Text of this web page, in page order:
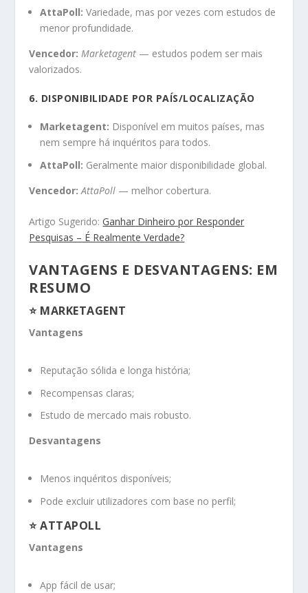
AttaPoll: Variedade, mas por vezes com estudos de
menor profundidade.
Vencedor: Marketagent — estudos podem ser mais
valorizados.
6. DISPONIBILIDADE POR PAÍS/LOCALIZAÇÃO
Marketagent: Disponível em muitos países, mas
nem sempre há inquéritos para todos.
AttaPoll: Geralmente maior disponibilidade global.
Vencedor: AttaPoll — melhor cobertura.
Artigo Sugerido:Ganhar Dinheiro por Responder
Pesquisas – É Realmente Verdade?
VANTAGENS E DESVANTAGENS: EM
RESUMO
⭐ MARKETAGENT
Vantagens
Reputação sólida e longa história;
Recompensas claras;
Estudo de mercado mais robusto.
Desvantagens
Menos inquéritos disponíveis;
Pode excluir utilizadores com base no perfil;
⭐ATTAPOLL
Vantagens
App fácil de usar;